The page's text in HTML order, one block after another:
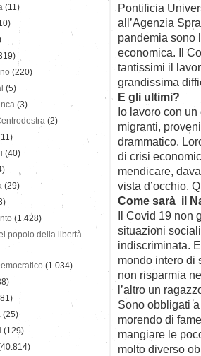
Pontificia
all’Agenzia
pandemia sono
economica. Il
tantissimi il
grandissima
E gli ultimi?
Io lavoro con
migranti,
drammatico.
di crisi
mendicare,
vista d’occhio.
Come sarà il
Il Covid 19 non
situazioni
indiscriminata.
mondo intero di
non risparmia
l’altro un
Sono obbligati
morendo di
mangiare le
molto diverso
(11)
(220)
(5)
(3)
(2)
(40)
(29)
(1.428)
popolo della libertà
(1.034)
(25)
(129)